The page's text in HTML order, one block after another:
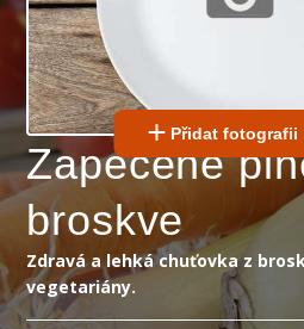
Přidat fotografii
Zapečené
broskve
Zdravá a lehká chuťovka z
vegetariány.